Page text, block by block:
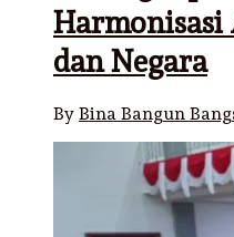
Harmonisasi
dan Negara
By Bina Bangun